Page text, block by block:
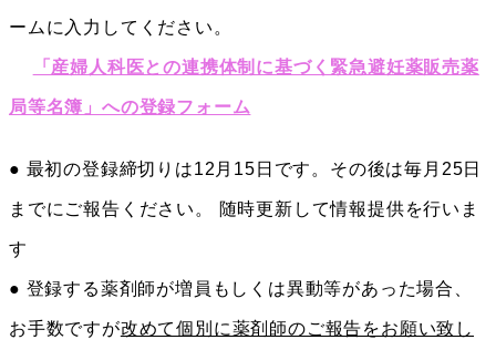
ームに入力してください。
「産婦人科医との連携体制に基づく緊急避妊薬販売薬
局等名簿」への登録フォーム
● 最初の登録締切りは12月15日です。その後は毎月25日
までにご報告ください。 随時更新して情報提供を行いま
す
● 登録する薬剤師が増員もしくは異動等があった場合、
お手数ですが改めて個別に薬剤師のご報告をお願い致し